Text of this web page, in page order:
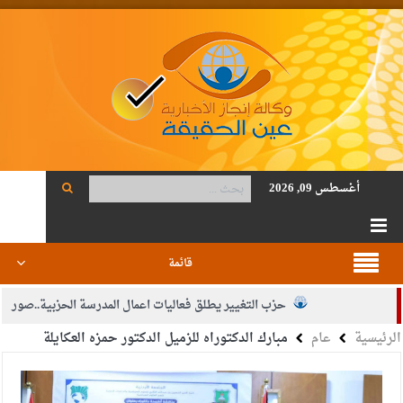
أغسطس 09, 2026
قائمة
حزب التغيير يطلق فعاليات اعمال المدرسة الحزبية..صور
الجيش يفتح باب التجنيد لحملة البكالوريوس في الحقوق والقانون
بيان اجتماع عمّان:دعم الوصاية الهاشمية التاريخية على المقدسات
الرئيسية عام مبارك الدكتوراه للزميل الدكتور حمزه العكايلة